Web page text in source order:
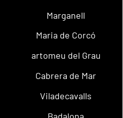
Marganell
Maria de Corcó
artomeu del Grau
Cabrera de Mar
Viladecavalls